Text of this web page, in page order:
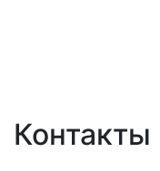
Контакты